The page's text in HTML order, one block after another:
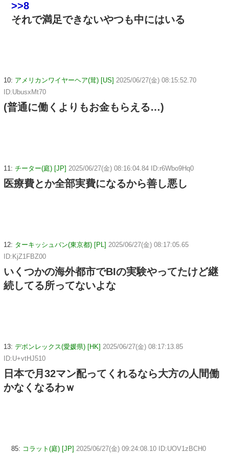
>>8
それで満足できないやつも中にはいる
10: アメリカンワイヤーヘア(茸) [US] 2025/06/27(金) 08:15:52.70
ID:UbusxMt70
(普通に働くよりもお金もらえる…)
11: チーター(庭) [JP] 2025/06/27(金) 08:16:04.84 ID:r6Wbo9Hq0
医療費とか全部実費になるから善し悪し
12: ターキッシュバン(東京都) [PL] 2025/06/27(金) 08:17:05.65
ID:KjZ1FBZ00
いくつかの海外都市でBIの実験やってたけど継
続してる所ってないよな
13: デボンレックス(愛媛県) [HK] 2025/06/27(金) 08:17:13.85
ID:U+vtHJ510
日本で月32マン配ってくれるなら大方の人間働
かなくなるわｗ
85: コラット(庭) [JP] 2025/06/27(金) 09:24:08.10 ID:UOV1zBCH0